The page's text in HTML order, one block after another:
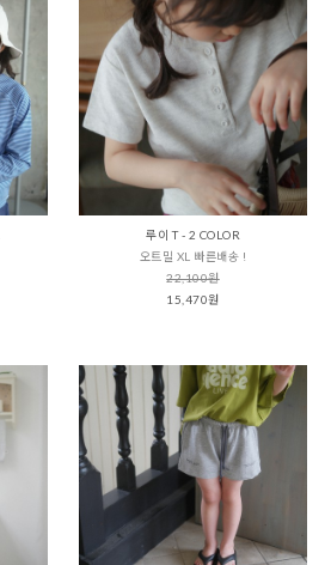
루이 T - 2 COLOR
오트밀 XL 빠른배송 !
22,100원
15,470원